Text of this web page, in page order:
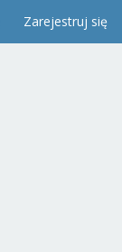
Zarejestruj się